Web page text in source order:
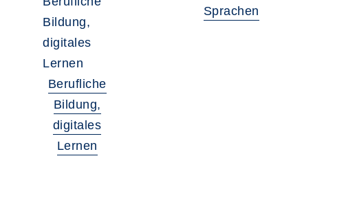
Berufliche
Bildung,
digitales
Lernen
Sprachen